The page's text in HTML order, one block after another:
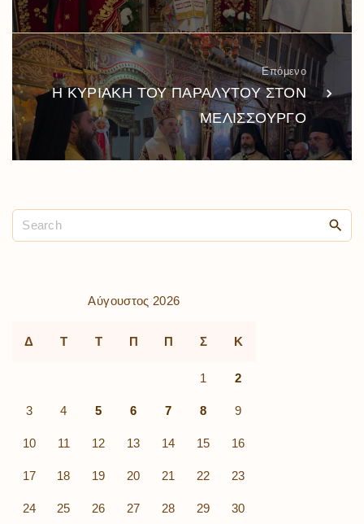
Επόμενο
Η ΚΥΡΙΑΚΗ ΤΟΥ ΠΑΡΑΛΥΤΟΥ ΣΤΟΝ
ΜΕΛΙΣΣΟΥΡΓΟ
Αύγουστος 2026
Δ Τ Τ Π Π Σ Κ
1 2
3 4 5 6 7 8 9
10 11 12 13 14 15 16
17 18 19 20 21 22 23
24 25 26 27 28 29 30